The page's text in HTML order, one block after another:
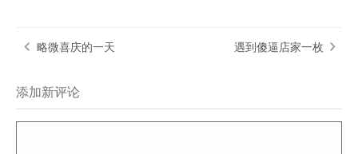
略微喜庆的一天 遇到傻逼店家一枚
添加新评论